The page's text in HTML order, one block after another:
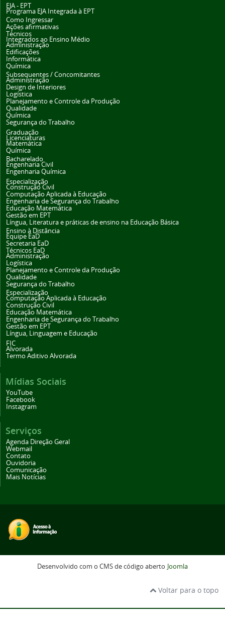
EJA - EPT
Programa EJA Integrada à EPT
Como Ingressar
Ações afirmativas
Técnicos
Integrados ao Ensino Médio
Administração
Edificações
Informática
Química
Subsequentes / Concomitantes
Administração
Design de Interiores
Logística
Planejamento e Controle da Produção
Qualidade
Química
Segurança do Trabalho
Graduação
Licenciaturas
Matemática
Química
Bacharelado
Engenharia Civil
Engenharia Química
Especialização
Construção Civil
Computação Aplicada à Educação
Engenharia de Segurança do Trabalho
Educação Matemática
Gestão em EPT
Língua, Literatura e práticas de ensino na Educação Básica
Ensino à Distância
Equipe EaD
Secretaria EaD
Técnicos EaD
Administração
Logística
Planejamento e Controle da Produção
Qualidade
Segurança do Trabalho
Especialização
Computação Aplicada à Educação
Construção Civil
Educação Matemática
Engenharia de Segurança do Trabalho
Gestão em EPT
Língua, Linguagem e Educação
FIC
Alvorada
Termo Aditivo Alvorada
Mídias Sociais
YouTube
Facebook
Instagram
Serviços
Agenda Direção Geral
Webmail
Contato
Ouvidoria
Comunicação
Mais Notícias
Desenvolvido com o CMS de código aberto Joomla
Voltar para o topo